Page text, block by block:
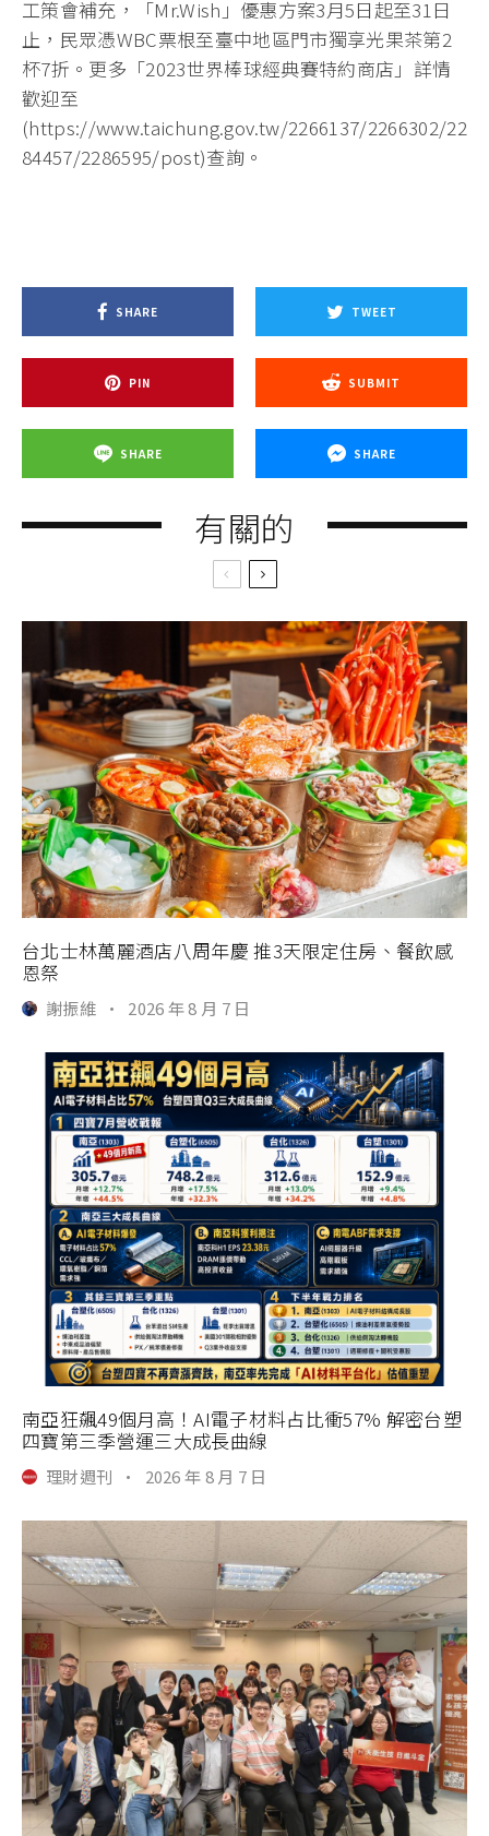
工策會補充，「Mr.Wish」優惠方案3月5日起至31日
止，民眾憑WBC票根至臺中地區門市獨享光果茶第2
杯7折。更多「2023世界棒球經典賽特約商店」詳情
歡迎至
(https://www.taichung.gov.tw/2266137/2266302/22
84457/2286595/post)查詢。
SHARE TWEET
PIN SUBMIT
SHARE SHARE
有關的
台北士林萬麗酒店八周年慶 推3天限定住房、餐飲感
恩祭
謝振維 · 2026 年 8 月 7 日
南亞狂飆49個月高！AI電子材料占比衝57% 解密台塑
四寶第三季營運三大成長曲線
理財週刊 · 2026 年 8 月 7 日